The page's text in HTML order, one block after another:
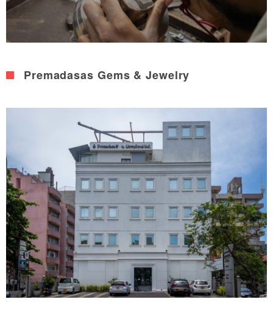
Premadasas Gems & Jewelry